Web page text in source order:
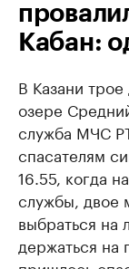
Кабан:
В Казани
озере
служба МЧС
спасателям
16.55, когда
службы, двое
выбраться на
держаться на